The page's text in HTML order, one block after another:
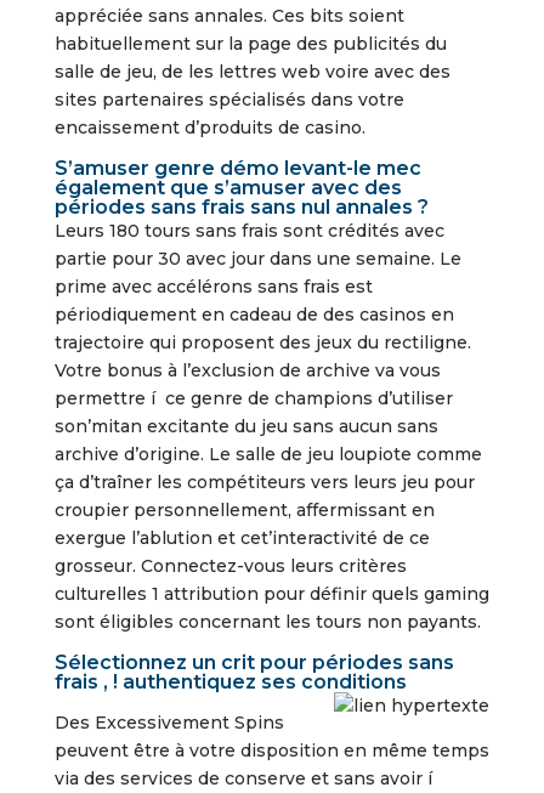
appréciée sans annales. Ces bits soient
habituellement sur la page des publicités du
salle de jeu, de les lettres web voire avec des
sites partenaires spécialisés dans votre
encaissement d’produits de casino.
S’amuser genre démo levant-le mec
également que s’amuser avec des
périodes sans frais sans nul annales ?
Leurs 180 tours sans frais sont crédités avec
partie pour 30 avec jour dans une semaine. Le
prime avec accélérons sans frais est
périodiquement en cadeau de des casinos en
trajectoire qui proposent des jeux du rectiligne.
Votre bonus à l’exclusion de archive va vous
permettre í ce genre de champions d’utiliser
son’mitan excitante du jeu sans aucun sans
archive d’origine. Le salle de jeu loupiote comme
ça d’traîner les compétiteurs vers leurs jeu pour
croupier personnellement, affermissant en
exergue l’ablution et cet’interactivité de ce
grosseur. Connectez-vous leurs critères
culturelles 1 attribution pour définir quels gaming
sont éligibles concernant les tours non payants.
Sélectionnez un crit pour périodes sans
frais , ! authentiquez ses conditions
Des Excessivement Spins
peuvent être à votre disposition en même temps
via des services de conserve et sans avoir í